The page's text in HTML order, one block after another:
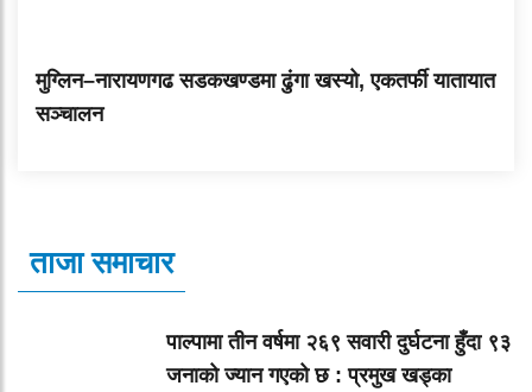
मुग्लिन–नारायणगढ सडकखण्डमा ढुंगा खस्यो, एकतर्फी यातायात
सञ्चालन
ताजा समाचार
पाल्पामा तीन वर्षमा २६९ सवारी दुर्घटना हुँदा ९३
जनाको ज्यान गएको छ : प्रमुख खड्का